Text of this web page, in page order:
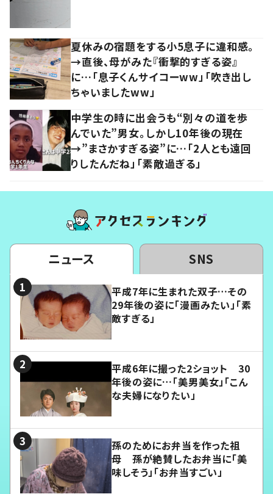
夏休みの宿題をする小5息子に違和感。
→直後、母がみた『衝撃的すぎる姿』
に…「息子くんサイコーww」「吹き出し
ちゃいましたww」
中学生の時に出会うも“別々の道を歩
んでいた”男女。しかし10年後の現在
→”まさかすぎる姿”に…「2人とも遠回
りしたんだね」「素敵過ぎる」
ニュース SNS
平成7年に生まれた双子…その
29年後の姿に「漫画みたい」「素
敵すぎる」
平成6年に撮った2ショット 30
年後の姿に…「美男美女」「こん
な夫婦になりたい」
孫のためにお弁当を作った祖
母 孫が絶賛したお弁当に「美
味しそう」「お弁当すごい」